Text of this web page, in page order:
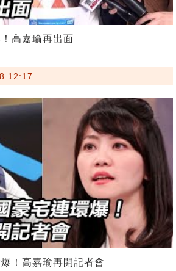
高嘉瑜再出面
12:17
！高嘉瑜再開記者會